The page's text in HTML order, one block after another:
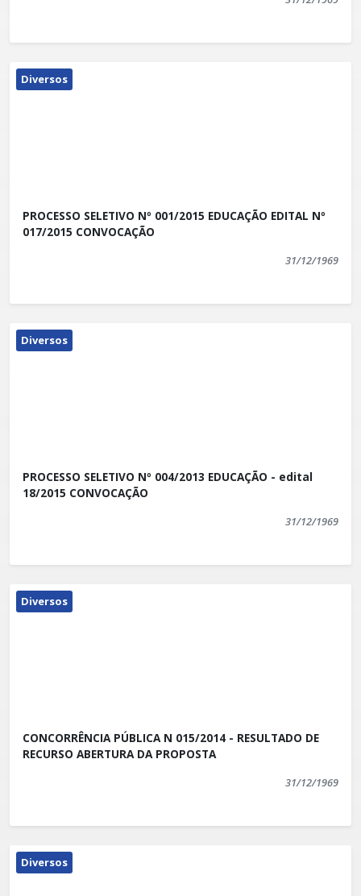
Diversos
PROCESSO SELETIVO Nº 001/2015 EDUCAÇÃO EDITAL Nº
017/2015 CONVOCAÇÃO
31/12/1969
Diversos
PROCESSO SELETIVO Nº 004/2013 EDUCAÇÃO - edital
18/2015 CONVOCAÇÃO
31/12/1969
Diversos
CONCORRÊNCIA PÚBLICA N 015/2014 - RESULTADO DE
RECURSO ABERTURA DA PROPOSTA
31/12/1969
Diversos